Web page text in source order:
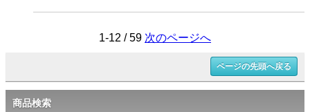
1-12 / 59 次のページへ
ページの先頭へ戻る
商品検索